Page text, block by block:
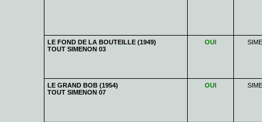
LE FOND DE LA BOUTEILLE (1949)
TOUT SIMENON 03
OUI
LE GRAND BOB (1954)
TOUT SIMENON 07
OUI